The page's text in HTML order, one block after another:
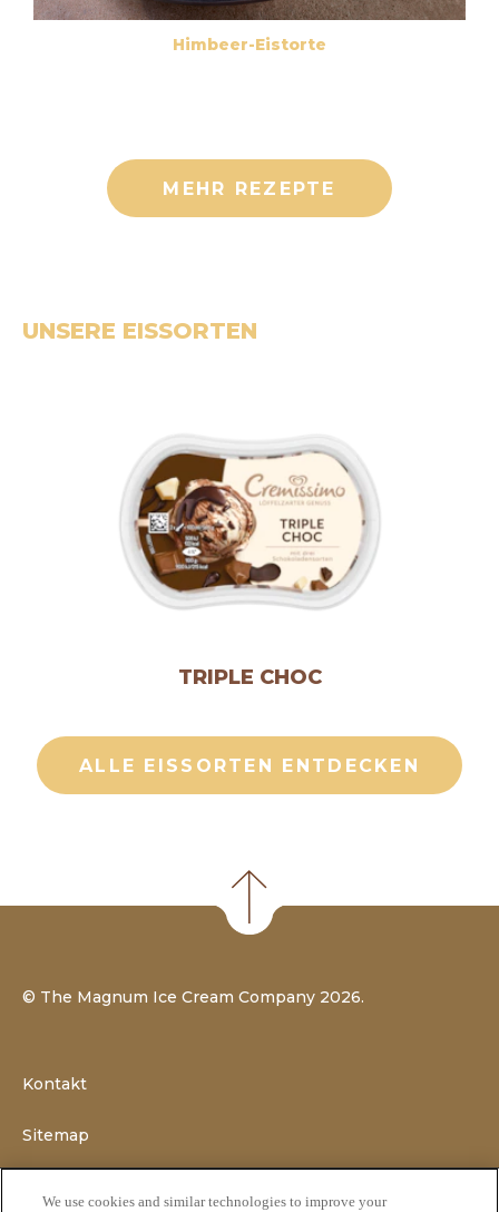
Himbeer-Eistorte
MEHR REZEPTE
UNSERE EISSORTEN
TRIPLE CHOC
ALLE EISSORTEN ENTDECKEN
© The Magnum Ice Cream Company 2026.
Kontakt
Sitemap
We use cookies and similar technologies to improve your